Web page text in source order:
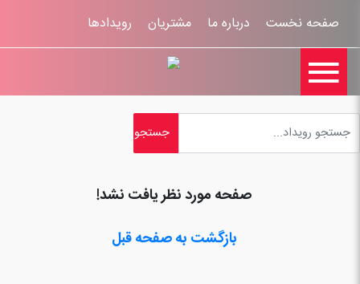
صفحه نخست درباره ما مشتریان رویدادها
ثبت شکایات راهنمای سایت
تماس با ما

صفحه مورد نظر یافت نشد!
بازگشت به صفحه قبل